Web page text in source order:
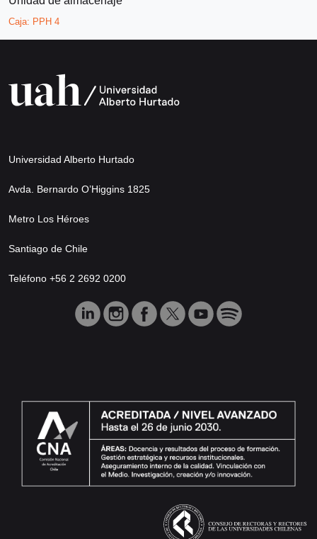
Caja: PPH 4
Universidad Alberto Hurtado
Avda. Bernardo O’Higgins 1825
Metro Los Héroes
Santiago de Chile
Teléfono +56 2 2692 0200